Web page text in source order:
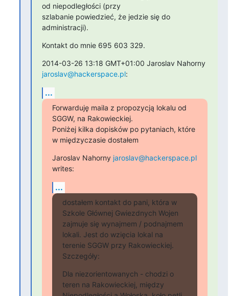
od niepodległości (przy
szlabanie powiedzieć, że jedzie się do
administracji).
Kontakt do mnie 695 603 329.
2014-03-26 13:18 GMT+01:00 Jaroslav Nahorny
jaroslav@hackerspace.pl:
...
Forwarduję maila z propozycją lokalu od
SGGW, na Rakowieckiej.
Poniżej kilka dopisków po pytaniach, które
w międzyczasie dostałem
Jaroslav Nahorny jaroslav@hackerspace.pl
writes:
...
dostałem kontakt do pani, która w
Szkole Głównej Gwiezdnych Wojen
zajmuje się wynajmem / podnajmem
lokali. Jest do wzięcia lokal na
terenie SGGW przy Rakowieckiej.
Szczegóły:
Dla niezorientowanych - chodzi o
teren na Rakowieckiej, między